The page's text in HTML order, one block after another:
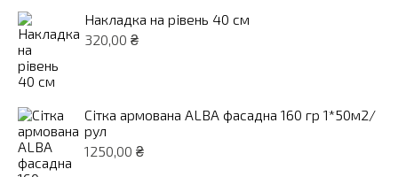
Накладка на рівень 40 см
320,00 ₴
Сітка армована ALBA фасадна 160 гр 1*50м2/
рул
1250,00 ₴